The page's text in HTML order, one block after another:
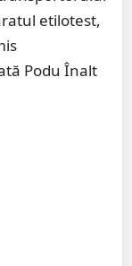
etilotest,
Podu Înalt